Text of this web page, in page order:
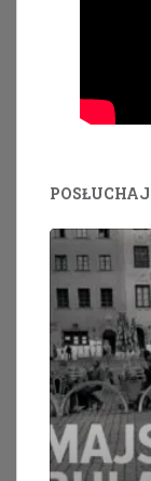
POSŁUCHAJ
Odtwarzacz
dźwiękowych